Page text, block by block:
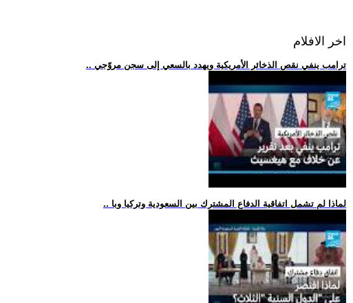
اخر الافلام
.. ترامب ينفي نقص الذخائر الأمريكية ويهدد بالسعي إلى سجن مروّجي
.. لماذا لم تشمل اتفاقية الدفاع المشترك بين السعودية وتركيا وبا